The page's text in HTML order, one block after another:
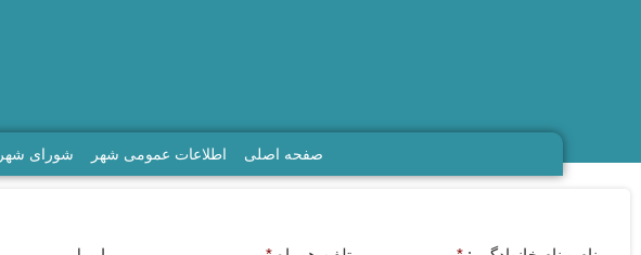
صفحه اصلی اطلاعات عمومی شهر شورای شهر